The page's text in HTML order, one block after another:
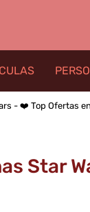
- ❤️ Top Ofertas
Star